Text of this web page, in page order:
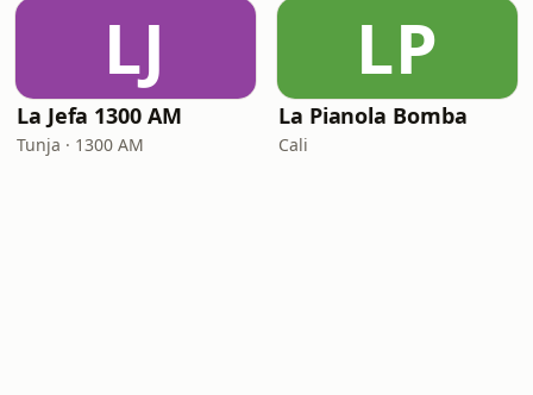
LJ
La Jefa 1300 AM
Tunja · 1300 AM
LP
La Pianola Bomba
Cali